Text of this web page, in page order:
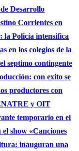
Desarrollo
Corrientes en
la Policía intensifica
en los colegios de la
septimo contingente
con exito se
productores con
y OIT
temporario en el
show «Canciones
inauguran una